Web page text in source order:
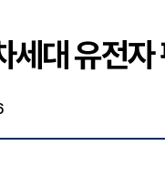
세대 유전